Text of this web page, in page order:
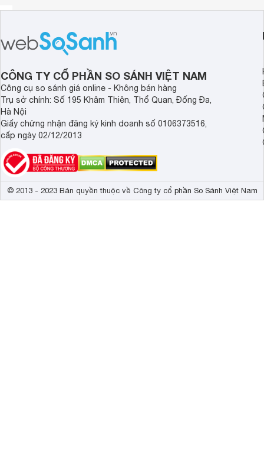
CÔNG TY CỔ PHẦN SO SÁNH VIỆT NAM
Công cụ so sánh giá online - Không bán hàng
Trụ sở chính: Số 195 Khâm Thiên, Thổ Quan, Đống Đa,
Hà Nội
Giấy chứng nhận đăng ký kinh doanh số 0106373516,
cấp ngày 02/12/2013
© 2013 - 2023 Bản quyền thuộc về Công ty cổ phần So Sánh Việt Nam